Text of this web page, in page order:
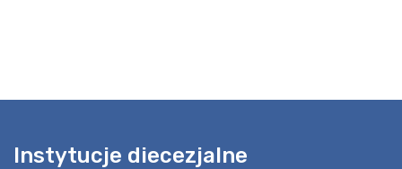
Instytucje diecezjalne